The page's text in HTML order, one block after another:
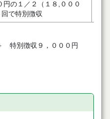
の１／２（１８,０００
で特別徴収
特別徴収９，０００円